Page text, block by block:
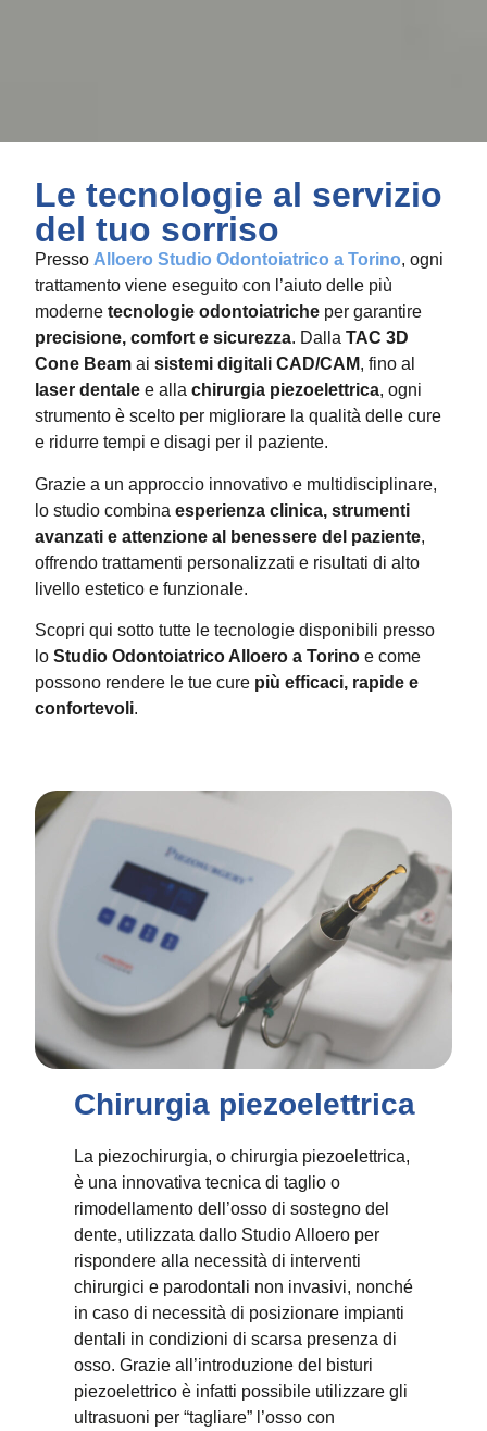
Le tecnologie al servizio
del tuo sorriso
Presso Alloero Studio Odontoiatrico a Torino, ogni
trattamento viene eseguito con l’aiuto delle più
moderne tecnologie odontoiatriche per garantire
precisione, comfort e sicurezza. Dalla TAC 3D
Cone Beam ai sistemi digitali CAD/CAM, fino al
laser dentale e alla chirurgia piezoelettrica, ogni
strumento è scelto per migliorare la qualità delle cure
e ridurre tempi e disagi per il paziente.
Grazie a un approccio innovativo e multidisciplinare,
lo studio combina esperienza clinica, strumenti
avanzati e attenzione al benessere del paziente,
offrendo trattamenti personalizzati e risultati di alto
livello estetico e funzionale.
Scopri qui sotto tutte le tecnologie disponibili presso
lo Studio Odontoiatrico Alloero a Torino e come
possono rendere le tue cure più efficaci, rapide e
confortevoli.
Chirurgia piezoelettrica
La piezochirurgia, o chirurgia piezoelettrica,
è una innovativa tecnica di taglio o
rimodellamento dell’osso di sostegno del
dente, utilizzata dallo Studio Alloero per
rispondere alla necessità di interventi
chirurgici e parodontali non invasivi, nonché
in caso di necessità di posizionare impianti
dentali in condizioni di scarsa presenza di
osso. Grazie all’introduzione del bisturi
piezoelettrico è infatti possibile utilizzare gli
ultrasuoni per “tagliare” l’osso con